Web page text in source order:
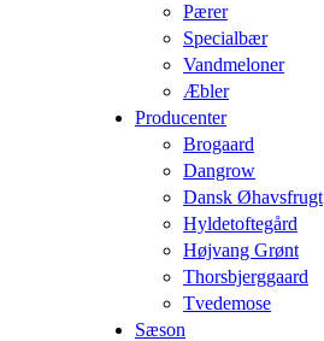
Pærer
Specialbær
Vandmeloner
Æbler
Producenter
Brogaard
Dangrow
Dansk Øhavsfrugt
Hyldetoftegård
Højvang Grønt
Thorsbjerggaard
Tvedemose
Sæson